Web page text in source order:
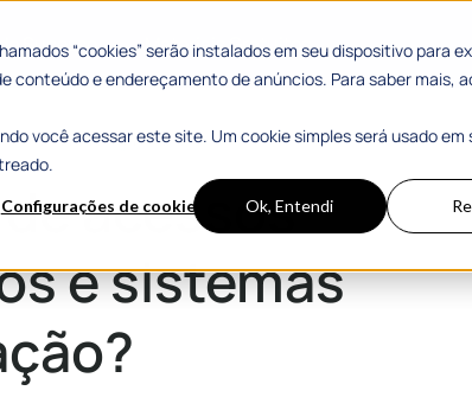
“cookies” serão instalados em seu dispositivo para
conteúdo e endereçamento de anúncios. Para saber mais,
você acessar este site. Um cookie simples será usado em
Configurações de cookies Ok, Entendi
Sucesso Materiais Gratuitos
da sua organização?
de acessos
e sistemas